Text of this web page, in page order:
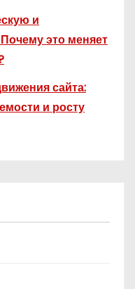
и
это меняет
сайта:
и росту